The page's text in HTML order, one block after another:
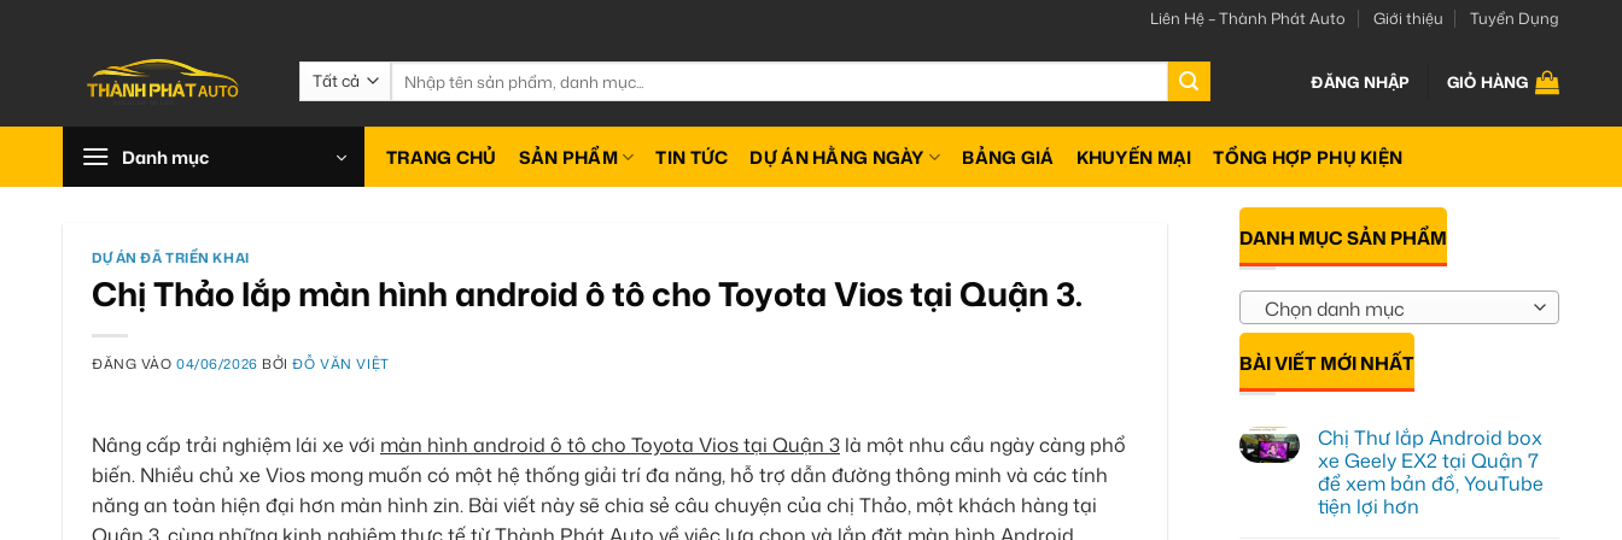
Liên Hệ – Thành Phát Auto Giới thiệu Tuyển Dụng
Tìm
kiếm:
ĐĂNG NHẬP GIỎ HÀNG
Danh mục TRANG CHỦ SẢN PHẨM TIN TỨC DỰ ÁN HẰNG NGÀY BẢNG GIÁ KHUYẾN MẠI TỔNG HỢP PHỤ KIỆN
DỰ ÁN ĐÃ TRIỂN KHAI
Chị Thảo lắp màn hình android ô tô cho Toyota Vios tại Quận 3.
ĐĂNG VÀO04/06/2026 BỞIĐỖ VĂN VIỆT
Nâng cấp trải nghiệm lái xe với màn hình android ô tô cho Toyota Vios tại Quận 3 là một nhu cầu ngày càng phổ
biến. Nhiều chủ xe Vios mong muốn có một hệ thống giải trí đa năng, hỗ trợ dẫn đường thông minh và các tính
năng an toàn hiện đại hơn màn hình zin. Bài viết này sẽ chia sẻ câu chuyện của chị Thảo, một khách hàng tại
Quận 3, cùng những kinh nghiệm thực tế từ Thành Phát Auto về việc lựa chọn và lắp đặt màn hình Android
DANH MỤC SẢN PHẨM
Chọn danh mục
BÀI VIẾT MỚI NHẤT
Chị Thư lắp Android box
xe Geely EX2 tại Quận 7
để xem bản đồ, YouTube
tiện lợi hơn